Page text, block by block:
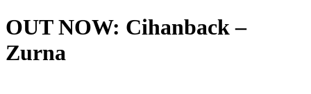
OUT NOW: Cihanback –
Zurna